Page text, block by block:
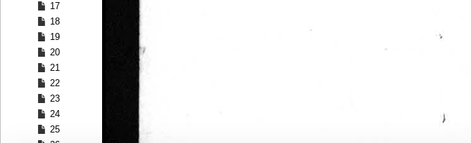
17
18
19
20
21
22
23
24
25